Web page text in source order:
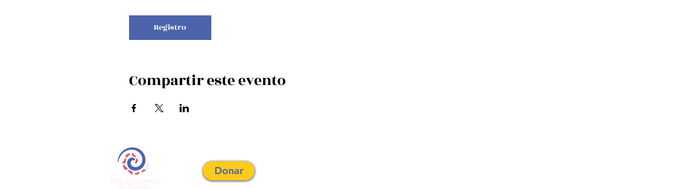
Registro
Compartir este evento
Donar